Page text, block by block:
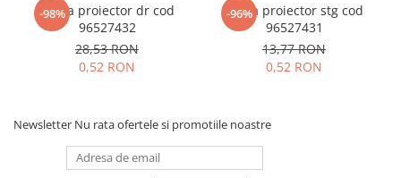
-98%
Rama proiector dr cod
96527432
28,53 RON
0,52 RON
-96%
Rama proiector stg cod
96527431
13,77 RON
0,52 RON
Newsletter Nu rata ofertele si promotiile noastre